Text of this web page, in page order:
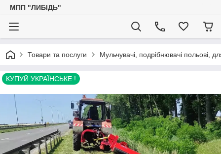
МПП "ЛИБІДЬ"
Товари та послуги Мульчувачі, подрібнювачі польові,
КУПУЙ УКРАЇНСЬКЕ !